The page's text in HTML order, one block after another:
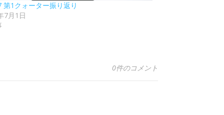
第1クォーター振り返り
7月1日
0件のコメント